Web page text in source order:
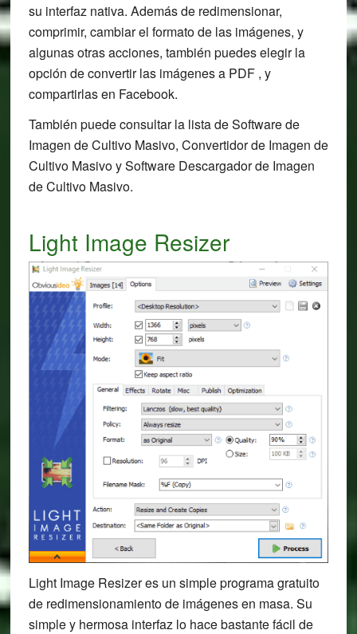
su interfaz nativa. Además de redimensionar,
comprimir, cambiar el formato de las imágenes, y
algunas otras acciones, también puedes elegir la
opción de convertir las imágenes a PDF , y
compartirlas en Facebook.
También puede consultar la lista de Software de
Imagen de Cultivo Masivo, Convertidor de Imagen de
Cultivo Masivo y Software Descargador de Imagen
de Cultivo Masivo.
Light Image Resizer
Light Image Resizer es un simple programa gratuito
de redimensionamiento de imágenes en masa. Su
simple y hermosa interfaz lo hace bastante fácil de